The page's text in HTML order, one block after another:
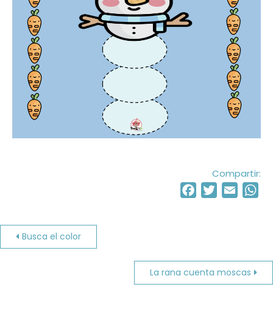
Compartir:
Facebook
TwitterEmail
Navegación
Busca el color
La rana cuenta moscas